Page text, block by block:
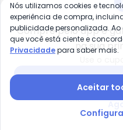
Ao enviar o cadastro,
de
Posthaus é uma marca da
80.462.138/0001-41
Endereço: Rua Werner
89.070-700 - Blumenau/SC
Compre pelo app e
na sua
Nós utilizamos cookies e
experiência de compra,
publicidade personalizada.
que você está ciente e
Privacidadepara saber mais.
Aceitar